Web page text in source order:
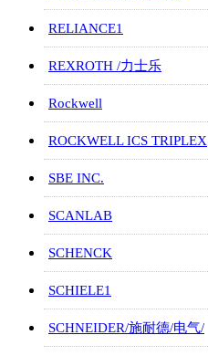
RELIANCE1
REXROTH /力士乐
Rockwell
ROCKWELL ICS TRIPLEX
SBE INC.
SCANLAB
SCHENCK
SCHIELE1
SCHNEIDER/施耐德/电气/